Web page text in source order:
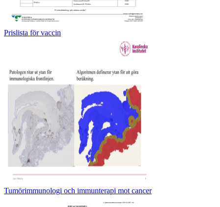
Prislista för vaccin
Tumörimmunologi och immunterapi mot cancer